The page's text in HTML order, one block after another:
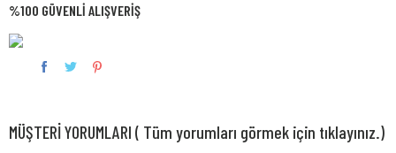
%100 GÜVENLİ ALIŞVERİŞ
MÜŞTERİ YORUMLARI ( Tüm yorumları görmek için tıklayınız.)